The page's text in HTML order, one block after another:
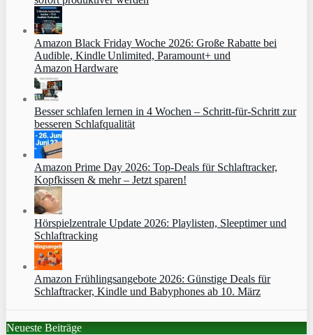
Amazon Black Friday Woche 2026: Große Rabatte bei
Audible, Kindle Unlimited, Paramount+ und
Amazon Hardware
Besser schlafen lernen in 4 Wochen – Schritt‑für‑Schritt zur
besseren Schlafqualität
Amazon Prime Day 2026: Top-Deals für Schlaftracker,
Kopfkissen & mehr – Jetzt sparen!
Hörspielzentrale Update 2026: Playlisten, Sleeptimer und
Schlaftracking
Amazon Frühlingsangebote 2026: Günstige Deals für
Schlaftracker, Kindle und Babyphones ab 10. März
Neueste Beiträge